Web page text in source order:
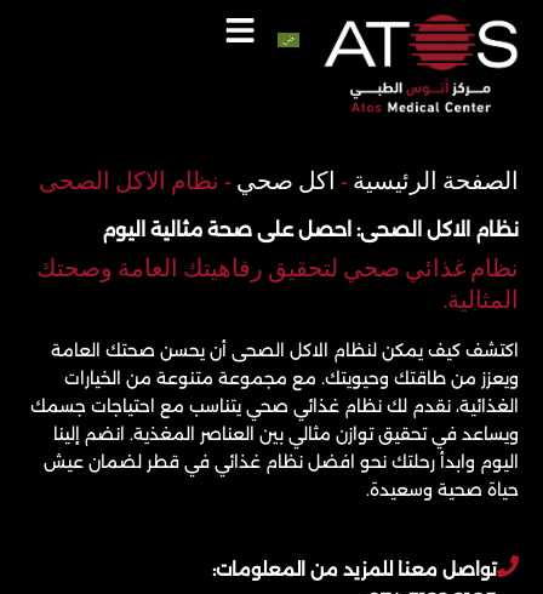
المحتوى
الصفحة الرئيسية- اكل صحي- نظام الاكل الصحى
نظام الاكل الصحى: احصل على صحة مثالية اليوم
نظام غذائي صحي لتحقيق رفاهيتك العامة وصحتك
المثالية.
اكتشف كيف يمكن لنظام الاكل الصحى أن يحسن صحتك العامة
ويعزز من طاقتك وحيويتك. مع مجموعة متنوعة من الخيارات
الغذائية، نقدم لك نظام غذائي صحي يتناسب مع احتياجات جسمك
ويساعد في تحقيق توازن مثالي بين العناصر المغذية. انضم إلينا
اليوم وابدأ رحلتك نحو افضل نظام غذائي في قطر لضمان عيش
حياة صحية وسعيدة.
تواصل معنا للمزيد من المعلومات: